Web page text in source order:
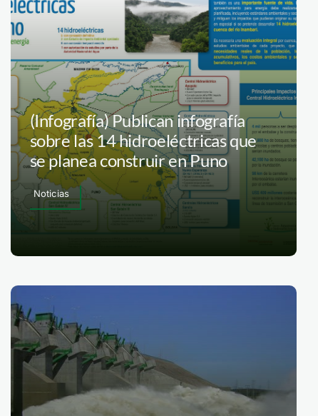
(Infografía) Publican infografía
sobre las 14 hidroeléctricas que
se planea construir en Puno
Noticias